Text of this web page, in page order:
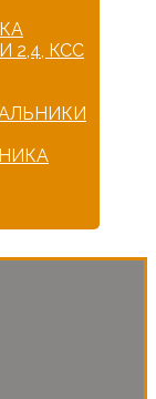
2,4, КСС